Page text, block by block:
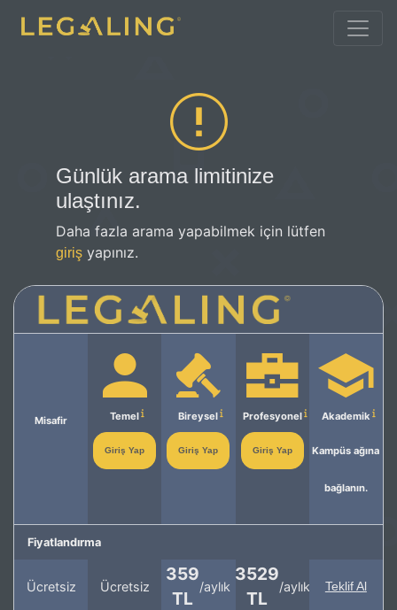
Günlük arama limitinize
ulaştınız.
Daha fazla arama yapabilmek için lütfen
giriş yapınız.
Misafir Temel
Giriş Yap
Bireysel
Giriş Yap
Profesyonel
Giriş Yap
Akademik
Kampüs ağına
bağlanın.
Fiyatlandırma
Ücretsiz Ücretsiz
359
TL
/aylık
3529
TL
/aylık Teklif Al